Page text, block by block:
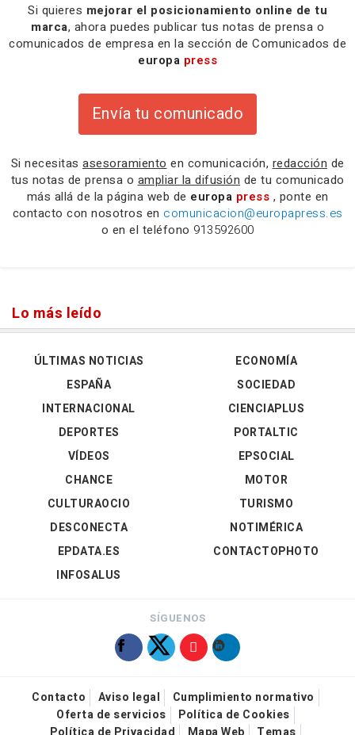
Si quieres mejorar el posicionamiento online de tu
marca, ahora puedes publicar tus notas de prensa o
comunicados de empresa en la sección de Comunicados de
europa press
Envía tu comunicado
Si necesitas asesoramiento en comunicación, redacción de
tus notas de prensa o ampliar la difusión de tu comunicado
más allá de la página web de europa press , ponte en
contacto con nosotros en comunicacion@europapress.es
o en el teléfono 913592600
Lo más leído
ÚLTIMAS NOTICIAS
ESPAÑA
INTERNACIONAL
DEPORTES
VÍDEOS
ECONOMÍA
SOCIEDAD
CIENCIAPLUS
PORTALTIC
EPSOCIAL
CHANCE
CULTURAOCIO
DESCONECTA
EPDATA.ES
INFOSALUS
MOTOR
TURISMO
NOTIMÉRICA
CONTACTOPHOTO
SÍGUENOS
Contacto Aviso legal
Cumplimiento normativo
Oferta de servicios
Política de Cookies